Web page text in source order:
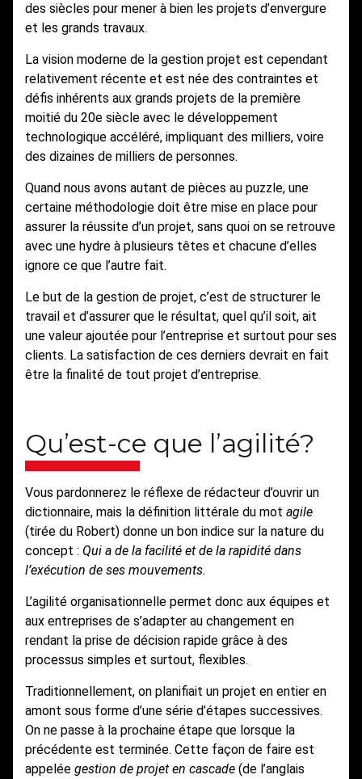
des siècles pour mener à bien les projets d’envergure
et les grands travaux.
La vision moderne de la gestion projet est cependant
relativement récente et est née des contraintes et
défis inhérents aux grands projets de la première
moitié du 20e siècle avec le développement
technologique accéléré, impliquant des milliers, voire
des dizaines de milliers de personnes.
Quand nous avons autant de pièces au puzzle, une
certaine méthodologie doit être mise en place pour
assurer la réussite d’un projet, sans quoi on se retrouve
avec une hydre à plusieurs têtes et chacune d’elles
ignore ce que l’autre fait.
Le but de la gestion de projet, c’est de structurer le
travail et d’assurer que le résultat, quel qu’il soit, ait
une valeur ajoutée pour l’entreprise et surtout pour ses
clients. La satisfaction de ces derniers devrait en fait
être la finalité de tout projet d’entreprise.
Qu’est-ce que l’agilité?
Vous pardonnerez le réflexe de rédacteur d’ouvrir un
dictionnaire, mais la définition littérale du mot agile
(tirée du Robert) donne un bon indice sur la nature du
concept : Qui a de la facilité et de la rapidité dans
l’exécution de ses mouvements.
L’agilité organisationnelle permet donc aux équipes et
aux entreprises de s’adapter au changement en
rendant la prise de décision rapide grâce à des
processus simples et surtout, flexibles.
Traditionnellement, on planifiait un projet en entier en
amont sous forme d’une série d’étapes successives.
On ne passe à la prochaine étape que lorsque la
précédente est terminée. Cette façon de faire est
appelée gestion de projet en cascade (de l’anglais